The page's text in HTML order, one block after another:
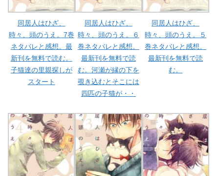
同居人はひざ、
時々、頭のうえ。7巻
ネタバレと感想。最
新刊を無料で読む。
子猫達の里親探しが
スタート
同居人はひざ、
時々、頭のうえ。６
巻ネタバレと感想。
最新刊を無料で読
む。河瀬が縁の下を
覗き込むとそこには
四匹の子猫が・・
同居人はひざ、
時々、頭のうえ。５
巻ネタバレと感想。
最新刊を無料で読
む。